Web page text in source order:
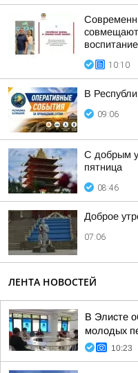
10:10
В
09:06
С добрым
пятница
08:46
Доброе
07:06
ЛЕНТА НОВОСТЕЙ
В Элисте
молодых
10:23